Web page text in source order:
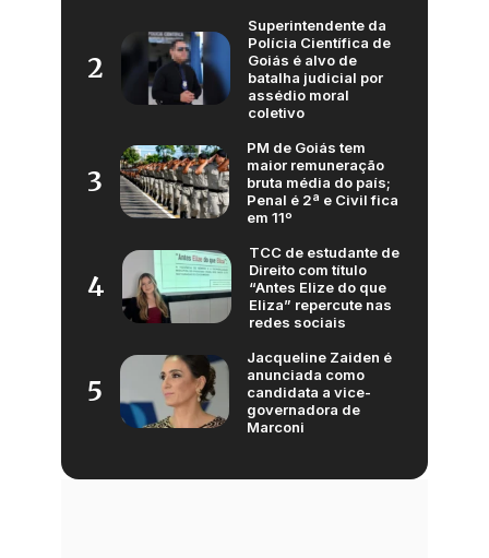
2
Superintendente da
Polícia Científica de
Goiás é alvo de
batalha judicial por
assédio moral
coletivo
3
PM de Goiás tem
maior remuneração
bruta média do país;
Penal é 2ª e Civil fica
em 11º
4
TCC de estudante de
Direito com título
“Antes Elize do que
Eliza” repercute nas
redes sociais
5
Jacqueline Zaiden é
anunciada como
candidata a vice-
governadora de
Marconi